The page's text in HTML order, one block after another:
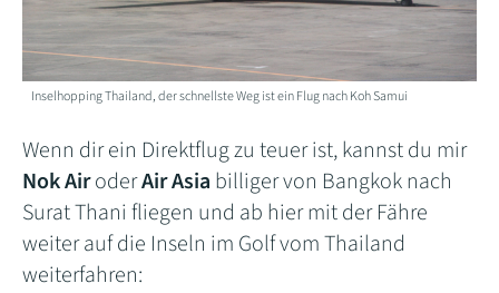
Inselhopping Thailand, der schnellste Weg ist ein Flug nach Koh Samui
Wenn dir ein Direktflug zu teuer ist, kannst du mir
Nok AiroderAir Asia billiger von Bangkok nach
Surat Thani fliegen und ab hier mit der Fähre
weiter auf die Inseln im Golf vom Thailand
weiterfahren: